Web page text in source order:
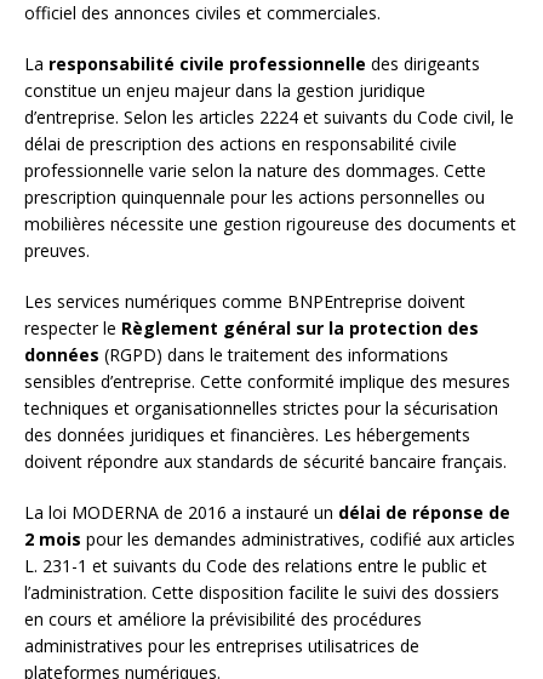
officiel des annonces civiles et commerciales.
La responsabilité civile professionnelle des dirigeants
constitue un enjeu majeur dans la gestion juridique
d’entreprise. Selon les articles 2224 et suivants du Code civil, le
délai de prescription des actions en responsabilité civile
professionnelle varie selon la nature des dommages. Cette
prescription quinquennale pour les actions personnelles ou
mobilières nécessite une gestion rigoureuse des documents et
preuves.
Les services numériques comme BNPEntreprise doivent
respecter le Règlement général sur la protection des
données (RGPD) dans le traitement des informations
sensibles d’entreprise. Cette conformité implique des mesures
techniques et organisationnelles strictes pour la sécurisation
des données juridiques et financières. Les hébergements
doivent répondre aux standards de sécurité bancaire français.
La loi MODERNA de 2016 a instauré un délai de réponse de
2 mois pour les demandes administratives, codifié aux articles
L. 231-1 et suivants du Code des relations entre le public et
l’administration. Cette disposition facilite le suivi des dossiers
en cours et améliore la prévisibilité des procédures
administratives pour les entreprises utilisatrices de
plateformes numériques.